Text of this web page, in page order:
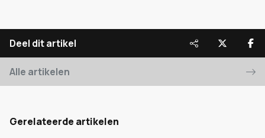
Deel dit artikel
Alle artikelen
Gerelateerde artikelen